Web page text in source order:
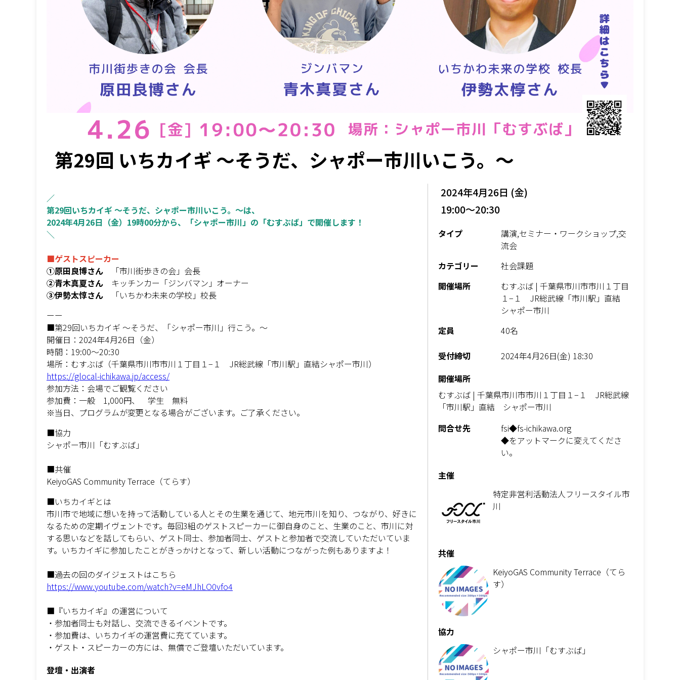
第29回 いちカイギ ～そうだ、シャポー市川いこう。～
／
第29回いちカイギ ～そうだ、シャポー市川いこう。～は、
2024年4月26日（金）19時00分から、「シャポー市川」の「むすぶば」で開催します！
＼
■ゲストスピーカー
①原田良博さん 「市川街歩きの会」会長
②青木真夏さん キッチンカー「ジンバマン」オーナー
③伊勢太惇さん 「いちかわ未来の学校」校長
ーー
■第29回いちカイギ ～そうだ、「シャポー市川」行こう。～
開催日：2024年4月26日（金）
時間：19:00～20:30
場所：むすぶば（千葉県市川市市川１丁目１−１ JR総武線「市川駅」直結シャポー市川）
https://glocal-ichikawa.jp/access/
参加方法：会場でご観覧ください
参加費：一般 1,000円、 学生 無料
※当日、プログラムが変更となる場合がございます。ご了承ください。
■協力
シャポー市川「むすぶば」
■共催
KeiyoGAS Community Terrace（てらす）
■いちカイギとは
市川市で地域に想いを持って活動している人とその生業を通じて、地元市川を知り、つながり、好きに
なるための定期イヴェントです。毎回3組のゲストスピーカーに御自身のこと、生業のこと、市川に対
する思いなどを話してもらい、ゲスト同士、参加者同士、ゲストと参加者で交流していただいていま
す。いちカイギに参加したことがきっかけとなって、新しい活動につながった例もありますよ！
■過去の回のダイジェストはこちら
https://www.youtube.com/watch?v=eMJhLO0vfo4
■『いちカイギ』の運営について
・参加者同士も対話し、交流できるイベントです。
・参加費は、いちカイギの運営費に充てています。
・ゲスト・スピーカーの方には、無償でご登壇いただいています。
登壇・出演者
2024年4月26日 (金)
19:00～20:30
タイプ
講演,セミナー・ワークショップ,交
流会
カテゴリー
社会課題
開催場所
むすぶば | 千葉県市川市市川１丁目
１−１ JR総武線「市川駅」直結
シャポー市川
定員
40名
受付締切
2024年4月26日(金) 18:30
開催場所
むすぶば | 千葉県市川市市川１丁目１−１ JR総武線
「市川駅」直結 シャポー市川
問合せ先
fsi◆fs-ichikawa.org
◆をアットマークに変えてくださ
い。
主催
特定非営利活動法人フリースタイル市
川
共催
KeiyoGAS Community Terrace（てら
す）
協力
シャポー市川「むすぶば」